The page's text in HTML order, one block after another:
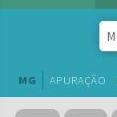
MG APURAÇÃO